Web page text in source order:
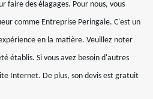
faire des élagages. Pour nous, vous
comme Entreprise Peringale. C'est un
en la matière. Veuillez noter
établis. Si vous avez besoin d'autres
Internet. De plus, son devis est gratuit